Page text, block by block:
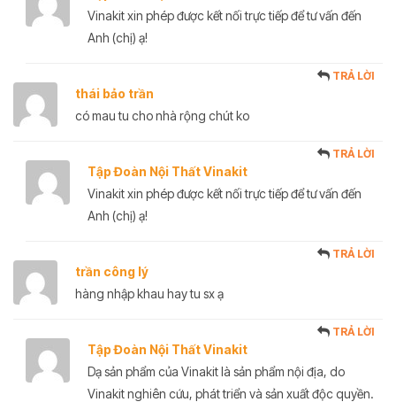
Vinakit xin phép được kết nối trực tiếp để tư vấn đến
Anh (chị) ạ!
thái bảo trần
TRẢ LỜI
có mau tu cho nhà rộng chút ko
Tập Đoàn Nội Thất Vinakit
TRẢ LỜI
Vinakit xin phép được kết nối trực tiếp để tư vấn đến
Anh (chị) ạ!
trần công lý
TRẢ LỜI
hàng nhập khau hay tu sx ạ
Tập Đoàn Nội Thất Vinakit
TRẢ LỜI
Dạ sản phẩm của Vinakit là sản phẩm nội địa, do
Vinakit nghiên cứu, phát triển và sản xuất độc quyền.